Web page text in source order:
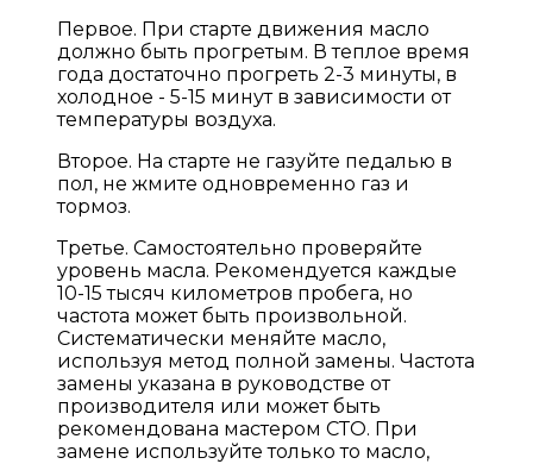
Первое. При старте движения масло
должно быть прогретым. В теплое время
года достаточно прогреть 2-3 минуты, в
холодное - 5-15 минут в зависимости от
температуры воздуха.
Второе. На старте не газуйте педалью в
пол, не жмите одновременно газ и
тормоз.
Третье. Самостоятельно проверяйте
уровень масла. Рекомендуется каждые
10-15 тысяч километров пробега, но
частота может быть произвольной.
Систематически меняйте масло,
используя метод полной замены. Частота
замены указана в руководстве от
производителя или может быть
рекомендована мастером СТО. При
замене используйте только то масло,